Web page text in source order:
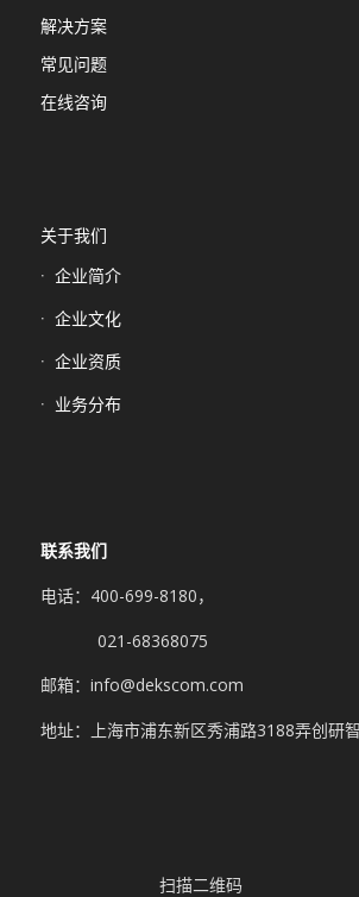
解决方案
常见问题
在线咨询
关于我们
企业简介
企业文化
企业资质
业务分布
联系我们
电话：400-699-8180，
021-68368075
邮箱：info@dekscom.com
地址：上海市浦东新区秀浦路3188弄创研
扫描二维码